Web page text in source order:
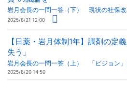
岩月会長の一問一答（下） 現状の社保
2025/8/21 12:00
【日薬・岩月体制1年】調剤の定
失う」
岩月会長の一問一答（上） 「ビジョン
2025/8/20 14:50